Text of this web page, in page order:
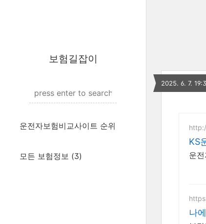
보험길잡이
운전자보험비교사이트 순위
모든 보험정보 (3)
2025. 6. 7.
KS
운
나